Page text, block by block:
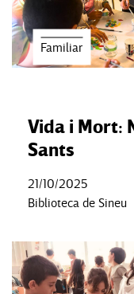
Familiar
Vida i Mort:
Sants
21/10/2025
Biblioteca de Sineu